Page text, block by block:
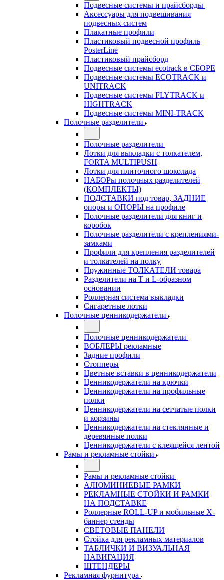
Подвесные системы и прайсборды
Аксессуары для подвешивания
подвесных систем
Плакатные профили
Пластиковый подвесной профиль
PosterLine
Пластиковый прайсборд
Подвесные системы ecotrack в СБОРЕ
Подвесные системы ECOTRACK и
UNITRACK
Подвесные системы FLYTRACK и
HIGHTRACK
Подвесные системы MINI-TRACK
Полочные разделители
Полочные разделители
Лотки для выкладки с толкателем,
FORTA MULTIPUSH
Лотки для плиточного шоколада
НАБОРы полочных разделителей
(КОМПЛЕКТЫ)
ПОДСТАВКИ под товар, ЗАДНИЕ
опоры и ОПОРЫ на профиле
Полочные разделители для книг и
коробок
Полочные разделители с креплениями-
замками
Профили для крепления разделителей
и толкателей на полку
Пружинные ТОЛКАТЕЛИ товара
Разделители на Т и L-образном
основании
Роллерная система выкладки
Сигаретные лотки
Полочные ценникодержатели
Полочные ценникодержатели
ВОБЛЕРЫ рекламные
Задние профили
Стопперы
Цветные вставки в ценникодержатели
Ценникодержатели на крючки
Ценникодержатели на профильные
полки
Ценникодержатели на сетчатые полки
и корзины
Ценникодержатели на стеклянные и
деревянные полки
Ценникодержатели с клеящейся лентой
Рамы и рекламные стойки
Рамы и рекламные стойки
АЛЮМИНИЕВЫЕ РАМКИ
РЕКЛАМНЫЕ СТОЙКИ И РАМКИ
НА ПОДСТАВКЕ
Роллерные ROLL-UP и мобильные X-
баннер стенды
СВЕТОВЫЕ ПАНЕЛИ
Стойка для рекламных материалов
ТАБЛИЧКИ И ВИЗУАЛЬНАЯ
НАВИГАЦИЯ
ШТЕНДЕРЫ
Рекламная фурнитура